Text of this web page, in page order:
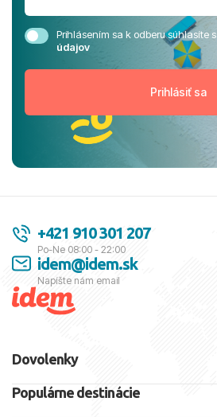
Prihlásením sa k odberu súhlasíte s
údajov
+421 910 301 207
Po-Ne 08:00 - 22:00
idem@idem.sk
Napíšte nám email
Dovolenky
Populárne destinácie